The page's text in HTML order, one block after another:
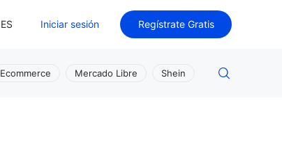
ES Iniciar sesión Regístrate Gratis
Ecommerce Mercado Libre Shein